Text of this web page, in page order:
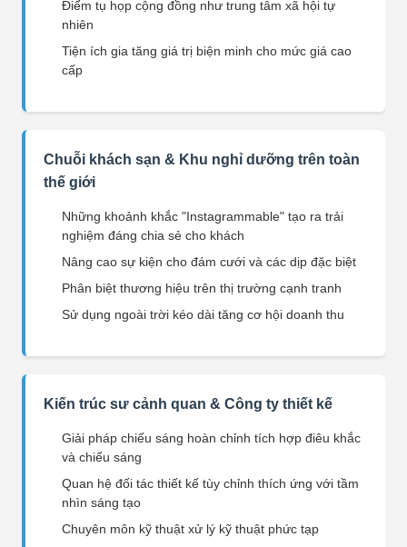
Điểm tụ họp cộng đồng như trung tâm xã hội tự
nhiên
Tiện ích gia tăng giá trị biện minh cho mức giá cao
cấp
Chuỗi khách sạn & Khu nghỉ dưỡng trên toàn
thế giới
Những khoảnh khắc "Instagrammable" tạo ra trải
nghiệm đáng chia sẻ cho khách
Nâng cao sự kiện cho đám cưới và các dịp đặc biệt
Phân biệt thương hiệu trên thị trường cạnh tranh
Sử dụng ngoài trời kéo dài tăng cơ hội doanh thu
Kiến trúc sư cảnh quan & Công ty thiết kế
Giải pháp chiếu sáng hoàn chỉnh tích hợp điêu khắc
và chiếu sáng
Quan hệ đối tác thiết kế tùy chỉnh thích ứng với tầm
nhìn sáng tạo
Chuyên môn kỹ thuật xử lý kỹ thuật phức tạp